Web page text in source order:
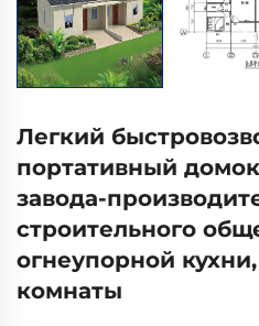
Легкий
портативный
завода-
строительного
огнеупорной
комнаты